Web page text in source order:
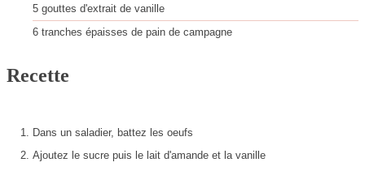
5 gouttes d'extrait de vanille
6 tranches épaisses de pain de campagne
Recette
Dans un saladier, battez les oeufs
Ajoutez le sucre puis le lait d'amande et la vanille